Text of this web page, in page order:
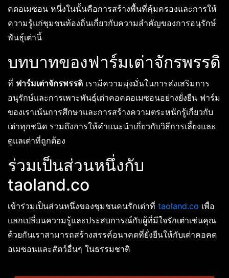
คดอเมซอน หนึ่งในนั้นคือการสร้างพื้นที่คุ้มครองและการให้
ความรู้แก่ชุมชนท้องถิ่นเกี่ยวกับความสำคัญของการอนุรักษ์
พันธุ์เต่านี้
บทบาทของฟาร์มเต่าจักรพรรดิ
ที่ ฟาร์มเต่าจักรพรรดิ เรามีความมุ่งมั่นในการส่งเสริมการ
อนุรักษ์และการเพาะพันธุ์เต่าคอคดอเมซอนอย่างยั่งยืน ฟาร์ม
ของเราเน้นการศึกษาและการสร้างความตระหนักรู้เกี่ยวกับ
เต่าทุกชนิด รวมถึงการให้คำแนะนำเกี่ยวกับวิธีการเลี้ยงและ
ดูแลเต่าที่ถูกต้อง
ร่วมเป็นส่วนหนึ่งกับ
taoland.co
เข้าร่วมเป็นส่วนหนึ่งของชุมชนคนรักเต่าที่ taoland.co เพื่อ
แลกเปลี่ยนความรู้และประสบการณ์กับผู้ที่มีใจรักเต่าเช่นคุณ
ด้วยกันเราสามารถสร้างสรรค์อนาคตที่ยั่งยืนให้กับเต่าคอคด
อเมซอนและสัตว์อื่นๆ ในธรรมชาติ